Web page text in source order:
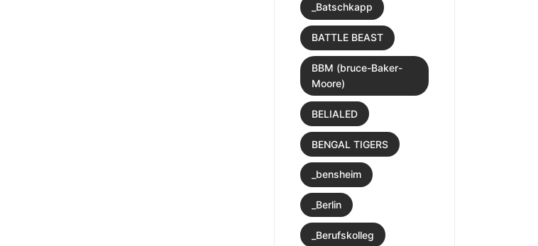
_Batschkapp
BATTLE BEAST
BBM (bruce-Baker-
Moore)
BELIALED
BENGAL TIGERS
_bensheim
_Berlin
_Berufskolleg